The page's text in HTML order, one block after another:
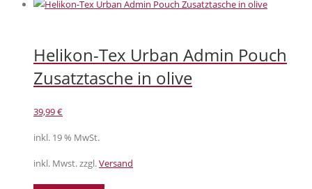
Helikon-Tex Urban Admin Pouch
Zusatztasche in olive
39,99€
inkl. 19 % MwSt.
inkl. Mwst. zzgl.Versand